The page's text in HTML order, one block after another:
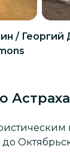
/ Георгий
до